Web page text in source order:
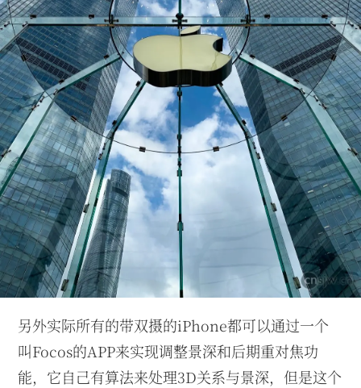
另外实际所有的带双摄的iPhone都可以通过一个
叫Focos的APP来实现调整景深和后期重对焦功
能，它自己有算法来处理3D关系与景深，但是这个